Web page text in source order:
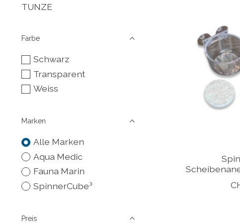
TUNZE
Farbe
Schwarz
Transparent
Weiss
Marken
Alle Marken
Aqua Medic
Fauna Marin
SpinnerCube³
Preis